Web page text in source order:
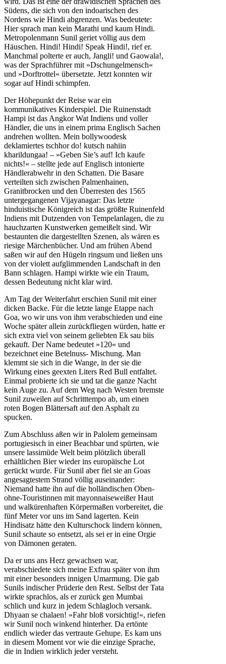
Südens, die sich von den indoarischen des
Nordens wie Hindi abgrenzen. Was bedeutete:
Hier sprach man kein Marathi und kaum Hindi.
Metropolenmann Sunil geriet völlig aus dem
Häuschen. Hindi! Hindi! Speak Hindi!, rief er.
Manchmal polterte er auch, Jangli! und Gaowala!,
was der Sprachführer mit »Dschungelmensch«
und »Dorftrottel« übersetzte. Jetzt konnten wir
sogar auf Hindi schimpfen.
Der Höhepunkt der Reise war ein
kommunikatives Kinderspiel. Die Ruinenstadt
Hampi ist das Angkor Wat Indiens und voller
Händler, die uns in einem prima Englisch Sachen
andrehen wollten. Mein bollywoodesk
deklamiertes tschhor do! kutsch nahiin
kharildungaa! – »Geben Sie’s auf! Ich kaufe
nichts!« – stellte jede auf Englisch intonierte
Händlerabwehr in den Schatten. Die Basare
verteilten sich zwischen Palmenhainen,
Granitbrocken und den Überresten des 1565
untergegangenen Vijayanagar: Das letzte
hinduistische Königreich ist das größte Ruinenfeld
Indiens mit Dutzenden von Tempelanlagen, die zu
hauchzarten Kunstwerken gemeißelt sind. Wir
bestaunten die dargestellten Szenen, als wären es
riesige Märchenbücher. Und am frühen Abend
saßen wir auf den Hügeln ringsum und ließen uns
von der violett aufglimmenden Landschaft in den
Bann schlagen. Hampi wirkte wie ein Traum,
dessen Bedeutung nicht klar wird.
Am Tag der Weiterfahrt erschien Sunil mit einer
dicken Backe. Für die letzte lange Etappe nach
Goa, wo wir uns von ihm verabschieden und eine
Woche später allein zurückfliegen würden, hatte er
sich extra viel von seinem geliebten Ek sau biis
gekauft. Der Name bedeutet »120« und
bezeichnet eine Betelnuss- Mischung. Man
klemmt sie sich in die Wange, in der sie die
Wirkung eines geexten Liters Red Bull entfaltet.
Einmal probierte ich sie und tat die ganze Nacht
kein Auge zu. Auf dem Weg nach Westen bremste
Sunil zuweilen auf Schritttempo ab, um einen
roten Bogen Blättersaft auf den Asphalt zu
spucken.
Zum Abschluss aßen wir in Palolem gemeinsam
portugiesisch in einer Beachbar und spürten, wie
unsere lassimüde Welt beim plötzlich überall
erhältlichen Bier wieder ins europäische Lot
gerückt wurde. Für Sunil aber fiel sie an Goas
angesagtestem Strand völlig auseinander:
Niemand hatte ihn auf die holländischen Oben-
ohne-Touristinnen mit mayonnaiseweißer Haut
und walkürenhaften Körpermaßen vorbereitet, die
fünf Meter vor uns im Sand lagerten. Kein
Hindisatz hätte den Kulturschock lindern können,
Sunil schaute so entsetzt, als sei er in eine Orgie
von Dämonen geraten.
Da er uns ans Herz gewachsen war,
verabschiedete sich meine Exfrau später von ihm
mit einer besonders innigen Umarmung. Die gab
Sunils indischer Prüderie den Rest. Selbst der Tata
wirkte sprachlos, als er zurück gen Mumbai
schlich und kurz in jedem Schlagloch versank.
Dhyaan se chalaen! »Fahr bloß vorsichtig!«, riefen
wir Sunil noch winkend hinterher. Da ertönte
endlich wieder das vertraute Gehupe. Es kam uns
in diesem Moment vor wie die einzige Sprache,
die in Indien wirklich jeder versteht.